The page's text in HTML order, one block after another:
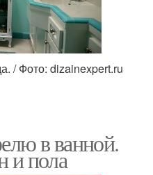
/ Фото: dizainexpert.ru
в ванной.
и пола